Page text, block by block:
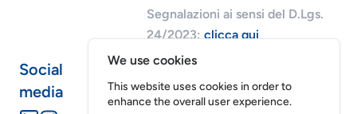
Segnalazioni ai sensi del D.Lgs.
24/2023:clicca qui
Social
media
We use cookies
This website uses cookies in order to
enhance the overall user experience.